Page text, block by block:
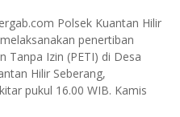
Polsek Kuantan Hilir
penertiban
Tanpa Izin (PETI) di Desa
Hilir Seberang,
pukul 16.00 WIB. Kamis